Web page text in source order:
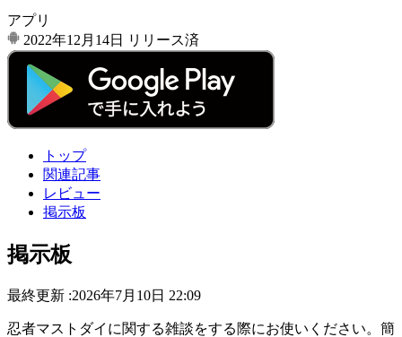
アプリ
2022年12月14日
リリース済
トップ
関連記事
レビュー
掲示板
掲示板
最終更新 :2026年7月10日 22:09
忍者マストダイに関する雑談をする際にお使いください。簡